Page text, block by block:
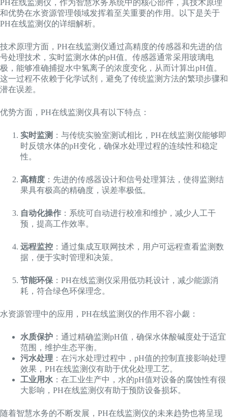
PH在线监测仪，作为智慧水务系统中的核心部件，其技术原理
和优势在水资源管理领域发挥着至关重要的作用。以下是关于
PH在线监测仪的详细解析。
技术原理方面，PH在线监测仪通过高精度的传感器和先进的信
号处理技术，实时监测水体的pH值。传感器通常采用玻璃电
极，能够准确捕捉水中氢离子的浓度变化，从而计算出pH值。
这一过程不依赖于化学试剂，避免了传统监测方法的繁琐步骤和
潜在误差。
优势方面，PH在线监测仪具有以下特点：
实时监测 ：与传统实验室测试相比，PH在线监测仪能够即
时反馈水体的pH变化，确保水处理过程的连续性和稳定
性。
高精度 ：先进的传感器设计和信号处理算法，使得监测结
果具有极高的精确度，误差率极低。
自动化操作 ：系统可自动进行校准和维护，减少人工干
预，提高工作效率。
远程监控 ：通过集成互联网技术，用户可远程查看监测数
据，便于实时管理和决策。
节能环保 ：PH在线监测仪采用低功耗设计，减少能源消
耗，符合绿色环保理念。
水资源管理中的应用，PH在线监测仪的作用不容小觑：
水质保护 ：通过精确监测pH值，确保水体酸碱度处于适宜
范围，维护生态平衡。
污水处理 ：在污水处理过程中，pH值的控制直接影响处理
效果，PH在线监测仪有助于优化处理工艺。
工业用水 ：在工业生产中，水的pH值对设备的腐蚀性有很
大影响，PH在线监测仪有助于预防设备损坏。
随着智慧水务的不断发展，PH在线监测仪的未来趋势也将呈现